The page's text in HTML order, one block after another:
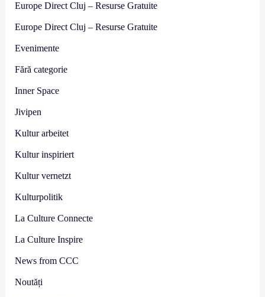
Europe Direct Cluj – Resurse Gratuite
Europe Direct Cluj – Resurse Gratuite
Evenimente
Fără categorie
Inner Space
Jivipen
Kultur arbeitet
Kultur inspiriert
Kultur vernetzt
Kulturpolitik
La Culture Connecte
La Culture Inspire
News from CCC
Noutăți